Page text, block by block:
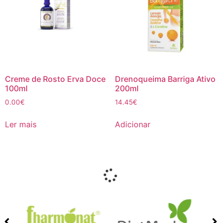
Creme de Rosto Erva Doce
100ml
0.00€
Ler mais
Drenoqueima Barriga Ativo
200ml
14.45€
Adicionar